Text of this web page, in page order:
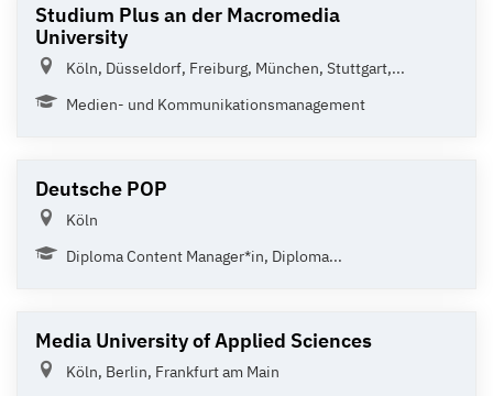
Studium Plus an der Macromedia
University
Köln, Düsseldorf, Freiburg, München, Stuttgart,...
Medien- und Kommunikationsmanagement
Deutsche POP
Köln
Diploma Content Manager*in, Diploma...
Media University of Applied Sciences
Köln, Berlin, Frankfurt am Main